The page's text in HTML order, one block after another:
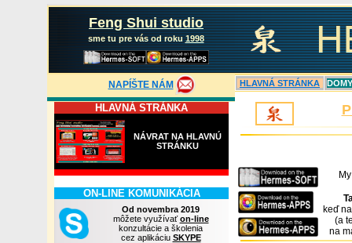
Feng Shui studio
sme tu pre vás od roku1998
NAPÍŠTE NÁM HLAVNÁ STRÁNKA
HLAVNÁ STRÁNKA
NÁVRAT NA HLAVNÚ
STRÁNKU
ON-LINE KOMUNIKÁCIA
Od novembra 2019
môžete využívaťon-line
konzultácie a školenia
cez aplikáciu SKYPE
keď
(a
na